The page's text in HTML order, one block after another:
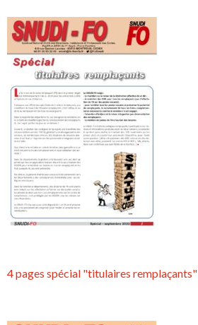
4 pages spécial "titulaires remplaçants"